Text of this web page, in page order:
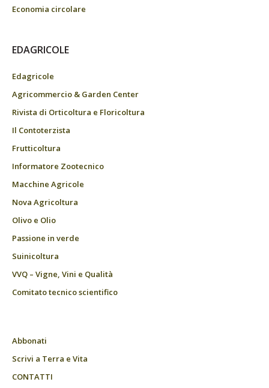
Economia circolare
EDAGRICOLE
Edagricole
Agricommercio & Garden Center
Rivista di Orticoltura e Floricoltura
Il Contoterzista
Frutticoltura
Informatore Zootecnico
Macchine Agricole
Nova Agricoltura
Olivo e Olio
Passione in verde
Suinicoltura
VVQ – Vigne, Vini e Qualità
Comitato tecnico scientifico
Abbonati
Scrivi a Terra e Vita
CONTATTI